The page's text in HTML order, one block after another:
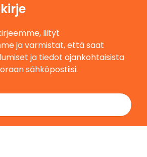
liityt
ja varmistat, että saat
ja tiedot ajankohtaisista
sähköpostiisi.